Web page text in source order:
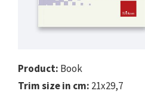
Product: Book
Trim size in cm: 21x29,7